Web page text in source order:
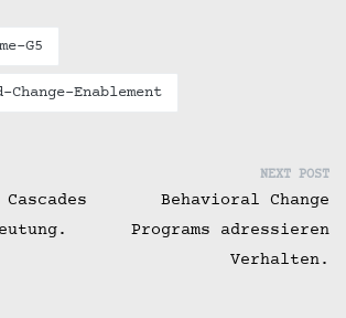
G5
Enablement
NEXT POST
Behavioral Change
Programs adressieren
Verhalten.